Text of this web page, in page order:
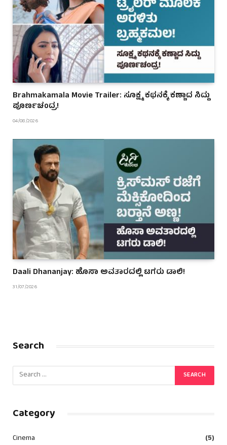
Brahmakamala Movie Trailer: ಸೂಕ್ಷ್ಮ ಕಥನಕ್ಕೆ ಕಣ್ಣಾದ ಸಿದ್ದು
ಪೂರ್ಣಚಂದ್ರ!
04/08/2026
Daali Dhananjay: ಹೊಸಾ ಅವತಾರದಲ್ಲಿ ಟಗರು ಡಾಲಿ!
31/07/2026
Search
Category
Cinema
(5)